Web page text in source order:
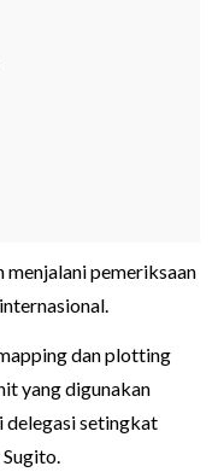
menjalani pemeriksaan
dan plotting
yang digunakan
delegasi setingkat